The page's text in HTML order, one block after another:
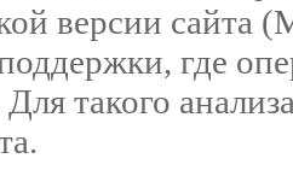
версии сайта
где
такого